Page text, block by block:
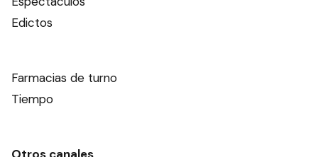
Edictos
Farmacias de turno
Tiempo